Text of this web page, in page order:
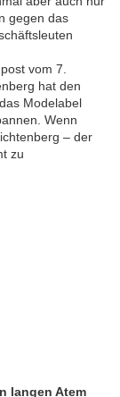
gegen das
vom 7.
hat den
Modelabel
Wenn
– der
zu
langen Atem